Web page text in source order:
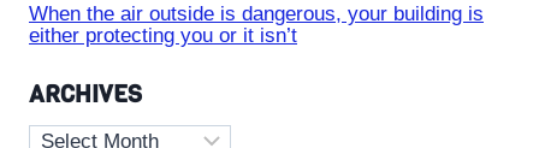
When the air outside is dangerous, your building is
either protecting you or it isn’t
ARCHIVES
Archives